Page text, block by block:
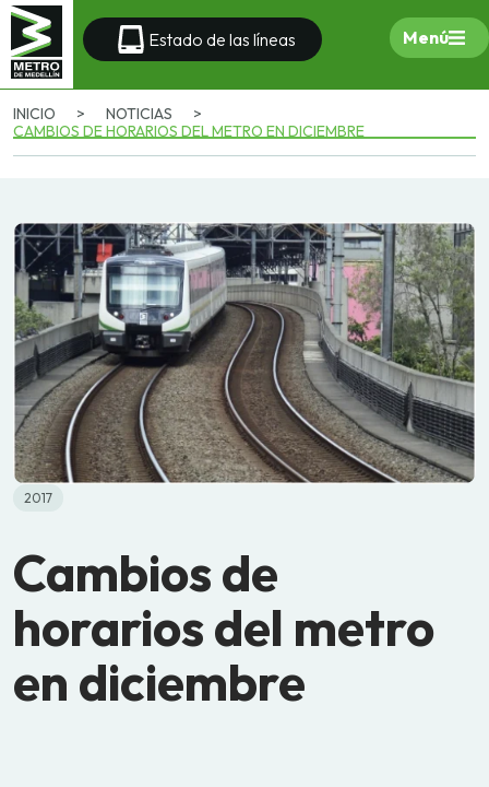
Estado de las líneas Menú
INICIO > NOTICIAS
>
CAMBIOS DE HORARIOS DEL METRO EN DICIEMBRE
2017
Cambios de
horarios del metro
en diciembre